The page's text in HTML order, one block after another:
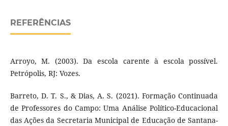
REFERÊNCIAS
Arroyo, M. (2003). Da escola carente à escola possível.
Petrópolis, RJ: Vozes.
Barreto, D. T. S., & Dias, A. S. (2021). Formação Continuada
de Professores do Campo: Uma Análise Político-Educacional
das Ações da Secretaria Municipal de Educação de Santana-